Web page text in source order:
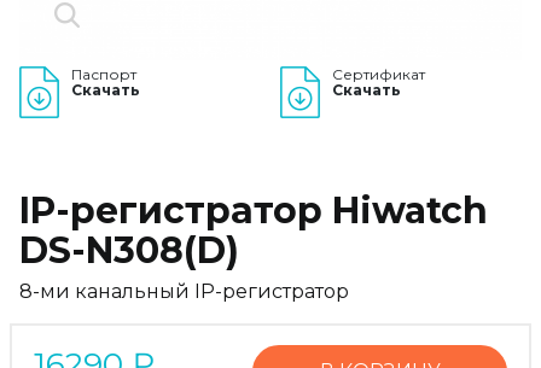
Паспорт
Скачать
Сертификат
Скачать
IP-регистратор Hiwatch
DS-N308(D)
8-ми канальный IP-регистратор